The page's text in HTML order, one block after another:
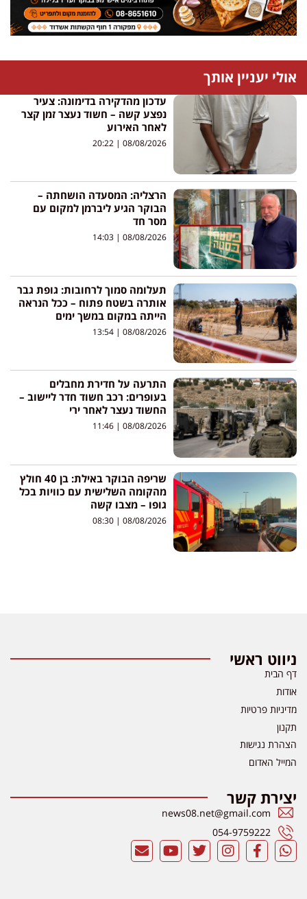
אולי יעניין אותך
עדכון מהדקירה בדימונה: צעיר
נפצע קשה – חשוד נעצר זמן קצר
לאחר האירוע
08/08/2026
הרצליה: המסעדה הושחתה –
הבוקר הגיע ליברמן למקום עם
מסר חד
08/08/2026
תעלומה סמוך לרחובות: גופת גבר
אותרה בשטח פתוח – ככל הנראה
הייתה במקום במשך ימים
08/08/2026
התרעה על חדירת מחבלים
בעופרים: רכב חשוד חדר ליישוב –
החשוד נעצר לאחר ירי
08/08/2026
שריפה הבוקר באילת: בן 40 חולץ
מהקומה השלישית עם כוויות בכל
גופו – מצבו קשה
08/08/2026
ניווט ראשי
דף הבית
אודות
מדיניות פרטיות
תקנון
הצהרת נגישות
המייל האדום
יצירת קשר
news08.net@gmail.com
054-9759222